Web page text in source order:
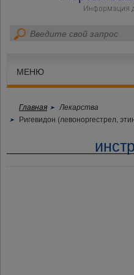
МЕНЮ
Главная
Лекарства
Ригевидон (левоноргестрел,